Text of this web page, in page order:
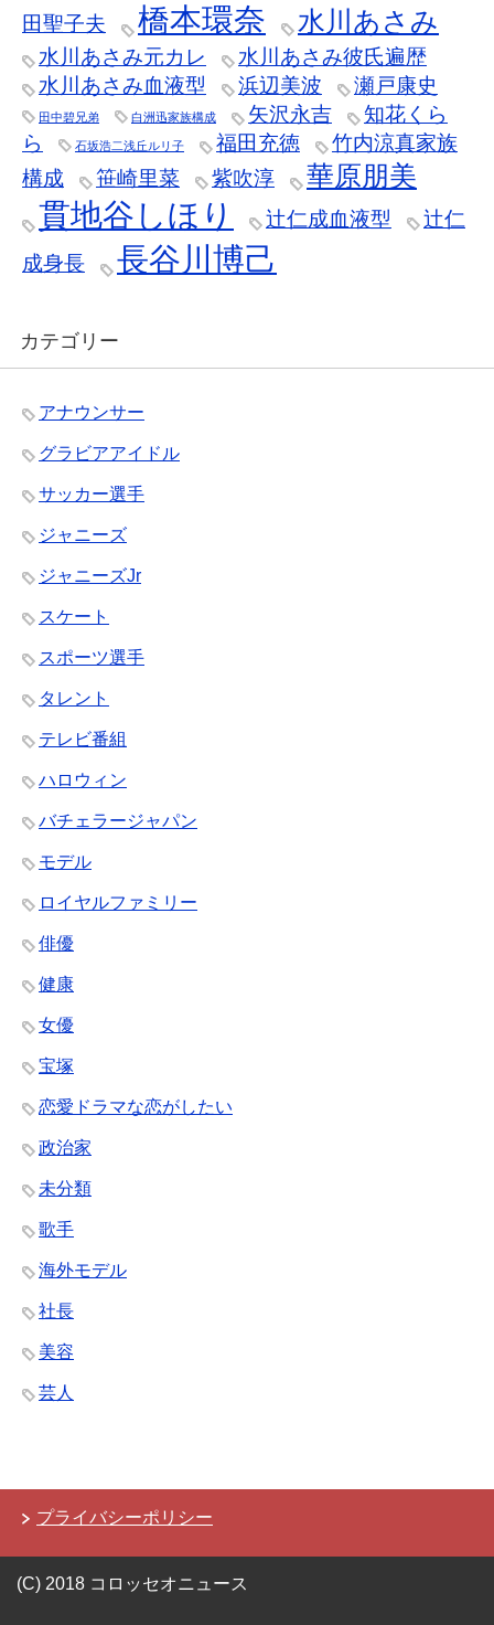
田聖子夫
橋本環奈 水川あさみ
水川あさみ元カレ
水川あさみ彼氏遍歴
水川あさみ血液型
浜辺美波 瀬戸康史
田中碧兄弟 白洲迅家族構成 矢沢永吉
知花くら
ら
石坂浩二浅丘ルリ子 福田充徳
竹内涼真家族
構成
笹崎里菜 紫吹淳 華原朋美
貫地谷しほり 辻仁成血液型
辻仁
成身長
長谷川博己
カテゴリー
アナウンサー
グラビアアイドル
サッカー選手
ジャニーズ
ジャニーズJr
スケート
スポーツ選手
タレント
テレビ番組
ハロウィン
バチェラージャパン
モデル
ロイヤルファミリー
俳優
健康
女優
宝塚
恋愛ドラマな恋がしたい
政治家
未分類
歌手
海外モデル
社長
美容
芸人
プライバシーポリシー
(C) 2018 コロッセオニュース